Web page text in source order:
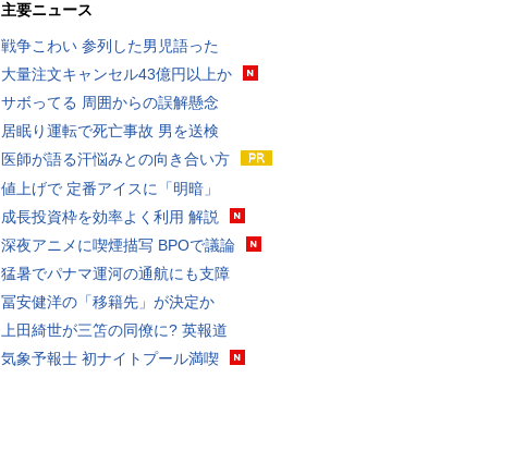
主要ニュース
戦争こわい 参列した男児語った
大量注文キャンセル43億円以上か
サボってる 周囲からの誤解懸念
居眠り運転で死亡事故 男を送検
医師が語る汗悩みとの向き合い方
値上げで 定番アイスに「明暗」
成長投資枠を効率よく利用 解説
深夜アニメに喫煙描写 BPOで議論
猛暑でパナマ運河の通航にも支障
冨安健洋の「移籍先」が決定か
上田綺世が三笘の同僚に? 英報道
気象予報士 初ナイトプール満喫